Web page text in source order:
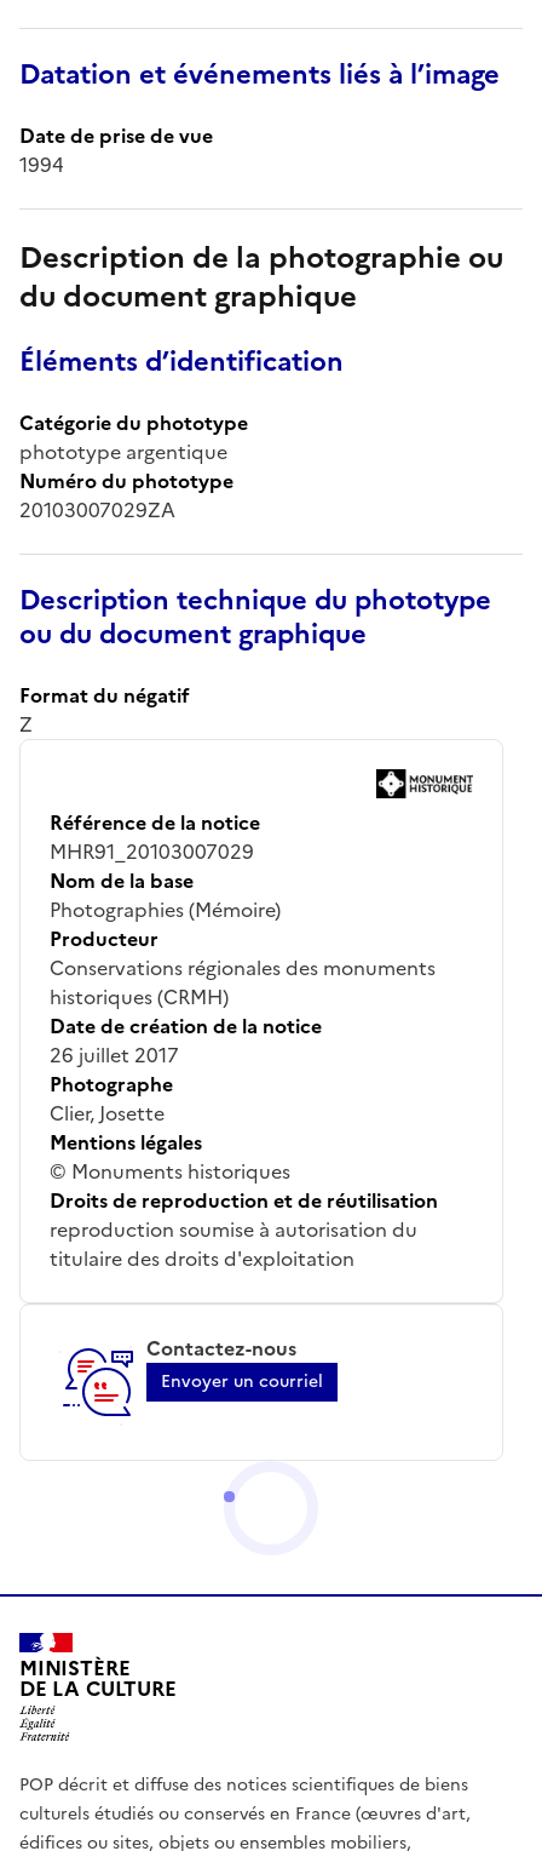
Datation et événements liés à l’image
Date de prise de vue
1994
Description de la photographie ou
du document graphique
Éléments d’identification
Catégorie du phototype
phototype argentique
Numéro du phototype
20103007029ZA
Description technique du phototype
ou du document graphique
Format du négatif
Z
Référence de la notice
MHR91_20103007029
Nom de la base
Photographies (Mémoire)
Producteur
Conservations régionales des monuments
historiques (CRMH)
Date de création de la notice
26 juillet 2017
Photographe
Clier, Josette
Mentions légales
© Monuments historiques
Droits de reproduction et de réutilisation
reproduction soumise à autorisation du
titulaire des droits d'exploitation
Contactez-nous
Envoyer un courriel
MINISTÈRE
DE LA CULTURE
POP décrit et diffuse des notices scientifiques de biens
culturels étudiés ou conservés en France (œuvres d'art,
édifices ou sites, objets ou ensembles mobiliers,